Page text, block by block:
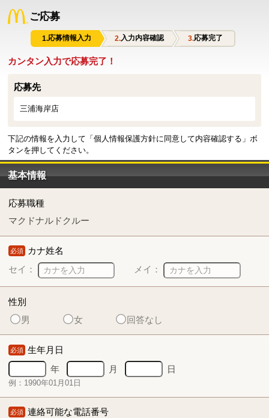
ご応募
応募情報入力 入力内容確認 応募完了
カンタン入力で応募完了！
応募先
三浦海岸店
下記の情報を入力して「個人情報保護方針に同意して内容確認する」ボ
タンを押してください。
基本情報
応募職種
マクドナルドクルー
必須 カナ姓名
セイ：
メイ：
性別
男
女 回答なし
必須 生年月日
年
月 日
例：1990年01月01日
必須 連絡可能な電話番号